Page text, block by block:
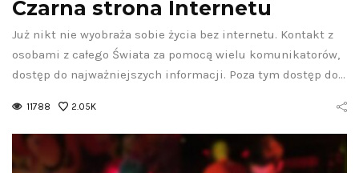
Czarna strona Internetu
Już nikt nie wyobraża sobie życia bez internetu. Kontakt z
osobami z całego Świata za pomocą wielu komunikatorów,
dostęp do najważniejszych informacji. Poza tym dostęp do…
11788 2.05K